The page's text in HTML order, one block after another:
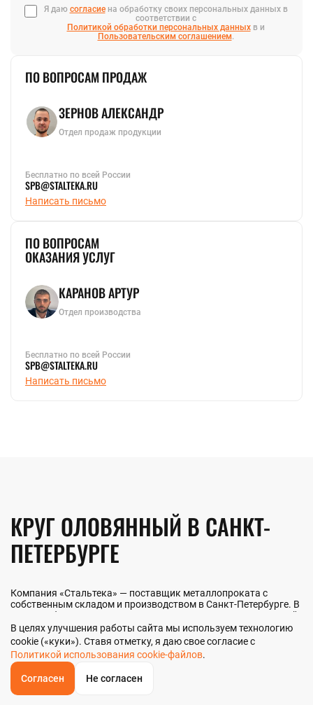
ОБРАТНЫЙЗВОНОК
Я даю согласиена обработку своих персональных данных в
соответствии с
Политикой обработки персональных данныхв и
Пользовательским соглашением.
ПО ВОПРОСАМ ПРОДАЖ
ЗЕРНОВ АЛЕКСАНДР
Отдел продаж продукции
Бесплатно по всей России
SPB@STALTEKA.RU
Написать письмо
ПО ВОПРОСАМ
ОКАЗАНИЯ УСЛУГ
КАРАНОВ АРТУР
Отдел производства
Бесплатно по всей России
SPB@STALTEKA.RU
Написать письмо
КРУГ ОЛОВЯННЫЙ В САНКТ-
ПЕТЕРБУРГЕ
Компания «Стальтека» — поставщик металлопроката с
собственным складом и производством в Санкт-Петербурге. В
наличии более 130 видов металлопроката и 70 наименований
металлоизделий — черный, цветной и нержавеющий прокат
любых типоразмеров. Мы реализуем круг оловянный как
оптом, так и в розницу прямо со склада из наличия или под
заказ. Контроль качества на всех этапах — от входного
анализа до отгрузки.
Главная
В целях улучшения работы сайта мы используем технологию
cookie («куки»). Ставя отметку, я даю свое согласие с
Политикой использования cookie-файлов.
Согласен Не согласен